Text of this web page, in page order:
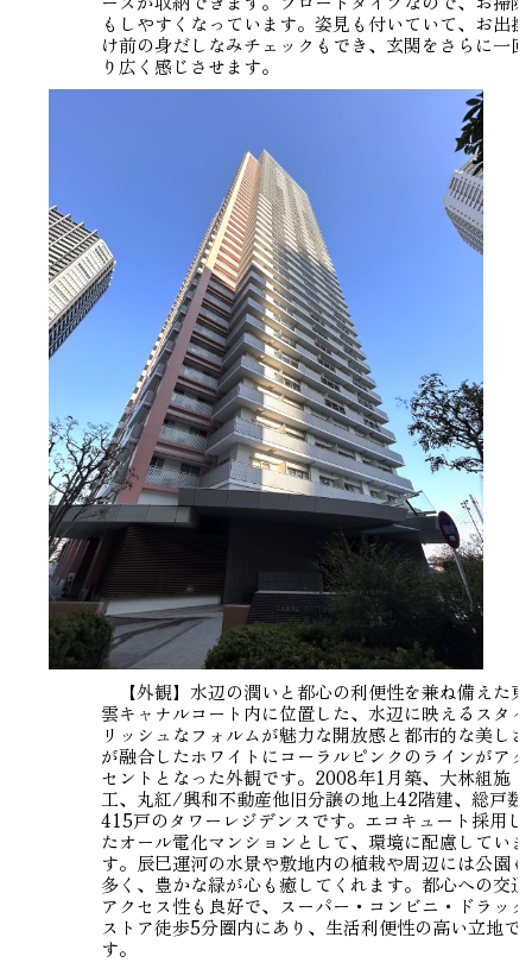
もしやすくなっています。姿見も付いていて、お出掛
け前の身だしなみチェックもでき、玄関をさらに一回
り広く感じさせます。
【外観】水辺の潤いと都心の利便性を兼ね備えた東
雲キャナルコート内に位置した、水辺に映えるスタイ
リッシュなフォルムが魅力な開放感と都市的な美しさ
が融合したホワイトにコーラルピンクのラインがアク
セントとなった外観です。2008年1月築、大林組施
工、丸紅/興和不動産他旧分譲の地上42階建、総戸数
415戸のタワーレジデンスです。エコキュート採用し
たオール電化マンションとして、環境に配慮していま
す。辰巳運河の水景や敷地内の植栽や周辺には公園も
多く、豊かな緑が心も癒してくれます。都心への交通
アクセス性も良好で、スーパー・コンビニ・ドラッグ
ストア徒歩5分圏内にあり、生活利便性の高い立地で
す。